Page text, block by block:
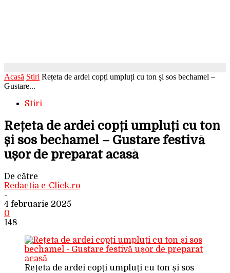
Acasă Stiri Rețeta de ardei copți umpluți cu ton și sos bechamel –
Gustare...
Stiri
Rețeta de ardei copți umpluți cu ton
și sos bechamel – Gustare festivă
ușor de preparat acasă
De către
Redactia e-Click.ro
-
4 februarie 2025
0
148
Rețeta de ardei copți umpluți cu ton și sos